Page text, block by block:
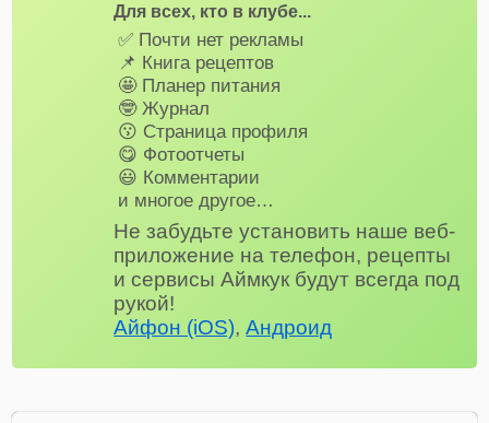
Для всех, кто в клубе...
✅ Почти нет рекламы
📌 Книга рецептов
🤩 Планер питания
🤓 Журнал
😗 Страница профиля
😋 Фотоотчеты
😃 Комментарии
и многое другое…
Не забудьте установить наше веб-
приложение на телефон, рецепты
и сервисы Аймкук будут всегда под
рукой!
Айфон (iOS),Андроид